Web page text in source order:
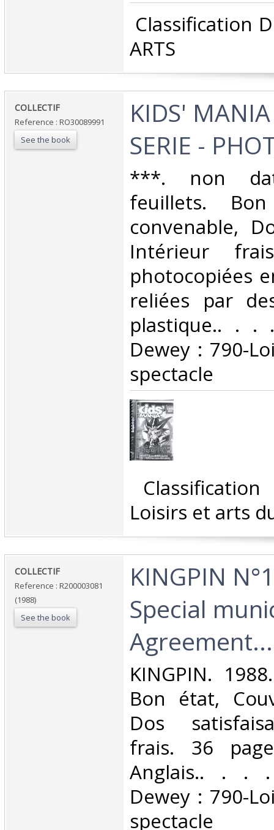
Classification
ARTS‎
‎COLLECTIF‎
Reference : RO30089991
See the book
‎KIDS'
SERIE -
‎***. non
feuillets.
convenable,
Intérieur
photocopiées
reliées par
plastique.. . .
Dewey : 790-
spectacle‎
Loisirs et arts
‎COLLECTIF‎
Reference : R200003081
(1988)
See the book
‎KINGPIN
Special
Agreement...‎
‎KINGPIN.
Bon état,
Dos
frais. 36
Anglais.. . . .
Dewey : 790-
spectacle‎